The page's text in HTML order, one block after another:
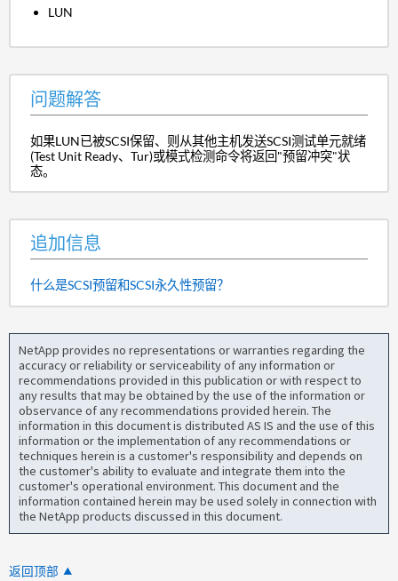
LUN
问题解答
如果LUN已被SCSI保留、则从其他主机发送SCSI测试单元就绪
(Test Unit Ready、Tur)或模式检测命令将返回"预留冲突"状
态。
追加信息
什么是SCSI预留和SCSI永久性预留？
NetApp provides no representations or warranties regarding the
accuracy or reliability or serviceability of any information or
recommendations provided in this publication or with respect to
any results that may be obtained by the use of the information or
observance of any recommendations provided herein. The
information in this document is distributed AS IS and the use of this
information or the implementation of any recommendations or
techniques herein is a customer's responsibility and depends on
the customer's ability to evaluate and integrate them into the
customer's operational environment. This document and the
information contained herein may be used solely in connection with
the NetApp products discussed in this document.
返回顶部